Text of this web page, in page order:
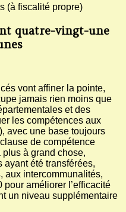
(à fiscalité propre)
quatre-vingt-une
vont affiner la pointe,
jamais rien moins que
et des
les compétences aux
avec une base toujours
de compétence
à grand chose,
ayant été transférées,
aux intercommunalités,
améliorer l’efficacité
un niveau supplémentaire